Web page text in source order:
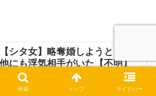
【シタ女】略奪婚しようとしたら
にも浮気相手がいた【不明】
98: 可愛い奥様: 2011/07/30 (土)
19:45:38.56 ID:g1Fo5GLN0自分は略奪婚
検索 トップ サイドバー